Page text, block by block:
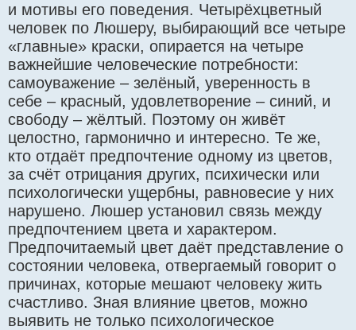
и мотивы его поведения. Четырёхцветный
человек по Люшеру, выбирающий все четыре
«главные» краски, опирается на четыре
важнейшие человеческие потребности:
самоуважение – зелёный, уверенность в
себе – красный, удовлетворение – синий, и
свободу – жёлтый. Поэтому он живёт
целостно, гармонично и интересно. Те же,
кто отдаёт предпочтение одному из цветов,
за счёт отрицания других, психически или
психологически ущербны, равновесие у них
нарушено. Люшер установил связь между
предпочтением цвета и характером.
Предпочитаемый цвет даёт представление о
состоянии человека, отвергаемый говорит о
причинах, которые мешают человеку жить
счастливо. Зная влияние цветов, можно
выявить не только психологическое